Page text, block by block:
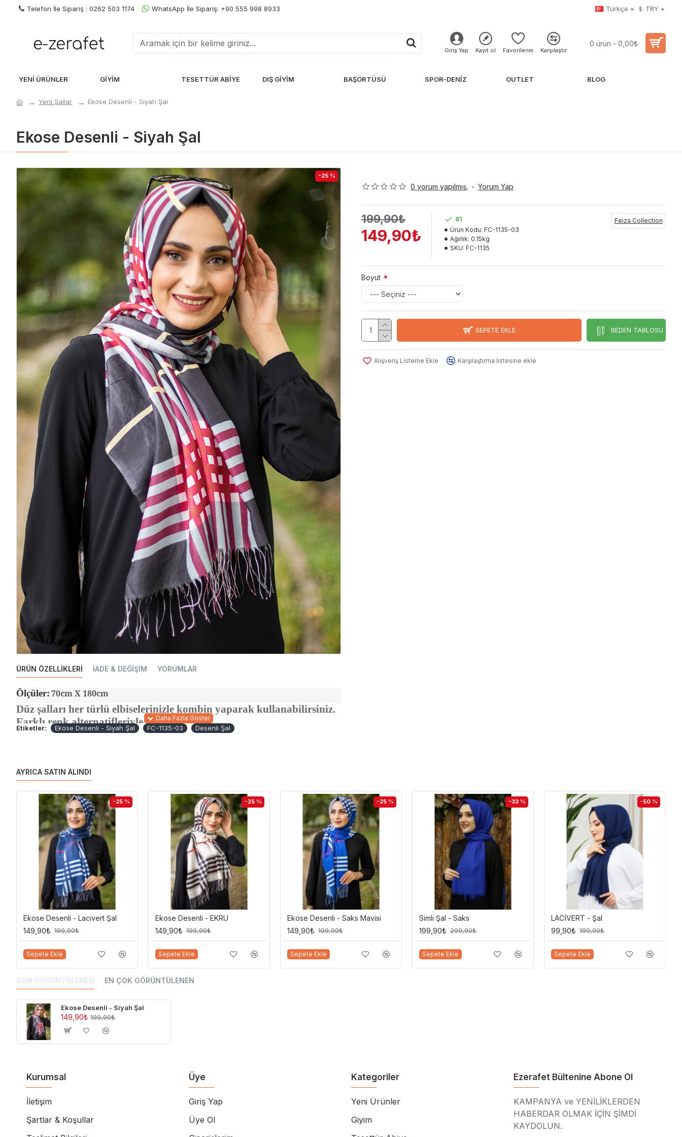
Telefon İle Sipariş : 0262 503 1174 WhatsApp İle Sipariş: +90 555 998 8933 Türkçe ₺ TRY
Giriş Yap Kayıt ol Favorilerim Karşılaştır
0 ürün - 0,00₺
YENI ÜRÜNLER GIYIM TESETTÜR ABIYE DIŞ GIYIM BAŞÖRTÜSÜ SPOR-DENIZ OUTLET BLOG
Yeni Şallar Ekose Desenli - Siyah Şal
Ekose Desenli - Siyah Şal
-25 %
ÜRÜN ÖZELLIKLERI İADE & DEĞIŞIM YORUMLAR
Ölçüler:70cm X 180cm
Düz şalları her türlü elbiselerinizle kombin yaparak kullanabilirsiniz.
Farklı renk alternatifleriyle bulabilirsiniz.
0 yorum yapılmış. - Yorum Yap
149,90₺
199,90₺
81
Ürün Kodu: FC-1135-03
Ağırlık: 0.15kg
SKU: FC-1135
Feiza Collection
Boyut
SEPETE EKLE BEDEN TABLOSU
Alışveriş Listeme Ekle Karşılaştırma listesine ekle
Etiketler: Ekose Desenli - Siyah Şal FC-1135-03 Desenli Şal
AYRICA SATIN ALINDI
-25 %
Ekose Desenli - Lacivert Şal
149,90₺ 199,90₺
Sepete Ekle
-25 %
Ekose Desenli - EKRU
149,90₺ 199,90₺
Sepete Ekle
-25 %
Ekose Desenli - Saks Mavisi
149,90₺ 199,90₺
Sepete Ekle
-33 %
Simli Şal - Saks
199,90₺ 299,90₺
Sepete Ekle
-50 %
LACİVERT - Şal
99,90₺ 199,90₺
Sepete Ekle
SON GÖRÜNTÜLENEN EN ÇOK GÖRÜNTÜLENEN
Ekose Desenli - Siyah Şal
149,90₺ 199,90₺
Kurumsal
İletişim
Şartlar & Koşullar
Üye
Giriş Yap
Üye Ol
Kategoriler
Yeni Ürünler
Giyim
Ezerafet Bültenine Abone Ol
KAMPANYA ve YENİLİKLERDEN
HABERDAR OLMAK İÇİN ŞİMDİ
KAYDOLUN.